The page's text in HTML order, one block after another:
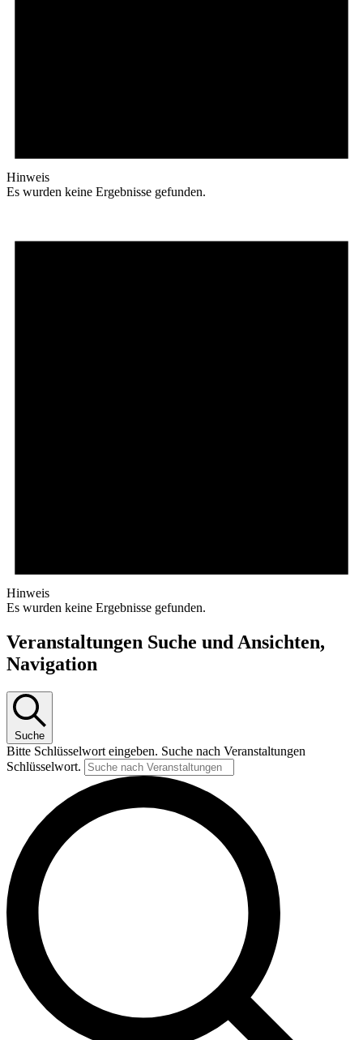
Hinweis
Es wurden keine Ergebnisse gefunden.
Hinweis
Es wurden keine Ergebnisse gefunden.
Veranstaltungen Suche und Ansichten,
Navigation
Suche
Bitte Schlüsselwort eingeben. Suche nach Veranstaltungen
Schlüsselwort.